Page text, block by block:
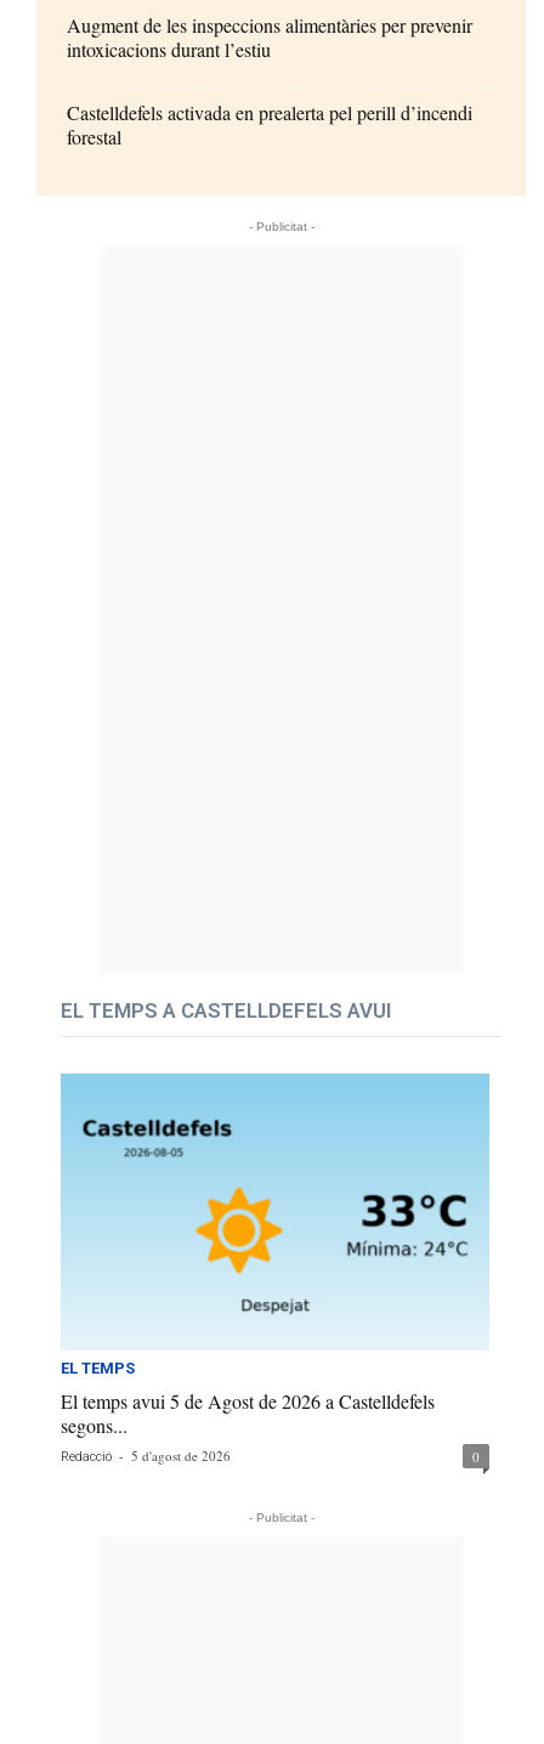
Augment de les inspeccions alimentàries per prevenir
intoxicacions durant l’estiu
Castelldefels activada en prealerta pel perill d’incendi
forestal
- Publicitat -
EL TEMPS A CASTELLDEFELS AVUI
EL TEMPS
El temps avui 5 de Agost de 2026 a Castelldefels
segons...
Redacció - 5 d'agost de 2026 0
- Publicitat -